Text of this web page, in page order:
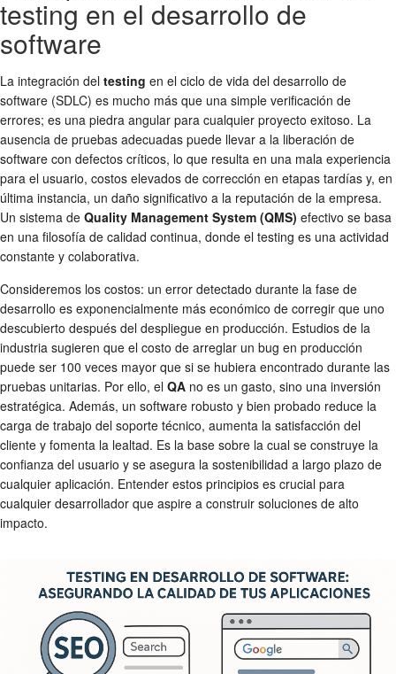
testing en el desarrollo de
software
La integración del testing en el ciclo de vida del desarrollo de
software (SDLC) es mucho más que una simple verificación de
errores; es una piedra angular para cualquier proyecto exitoso. La
ausencia de pruebas adecuadas puede llevar a la liberación de
software con defectos críticos, lo que resulta en una mala experiencia
para el usuario, costos elevados de corrección en etapas tardías y, en
última instancia, un daño significativo a la reputación de la empresa.
Un sistema de Quality Management System (QMS) efectivo se basa
en una filosofía de calidad continua, donde el testing es una actividad
constante y colaborativa.
Consideremos los costos: un error detectado durante la fase de
desarrollo es exponencialmente más económico de corregir que uno
descubierto después del despliegue en producción. Estudios de la
industria sugieren que el costo de arreglar un bug en producción
puede ser 100 veces mayor que si se hubiera encontrado durante las
pruebas unitarias. Por ello, el QA no es un gasto, sino una inversión
estratégica. Además, un software robusto y bien probado reduce la
carga de trabajo del soporte técnico, aumenta la satisfacción del
cliente y fomenta la lealtad. Es la base sobre la cual se construye la
confianza del usuario y se asegura la sostenibilidad a largo plazo de
cualquier aplicación. Entender estos principios es crucial para
cualquier desarrollador que aspire a construir soluciones de alto
impacto.